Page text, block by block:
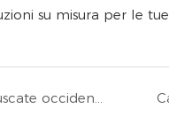
su misura per le
Controllo del bug per piante offuscate occidentali